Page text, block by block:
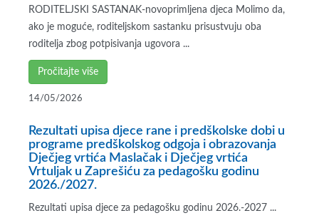
RODITELJSKI SASTANAK-novoprimljena djeca Molimo da,
ako je moguće, roditeljskom sastanku prisustvuju oba
roditelja zbog potpisivanja ugovora ...
Pročitajte više
14/05/2026
Rezultati upisa djece rane i predškolske dobi u
programe predškolskog odgoja i obrazovanja
Dječjeg vrtića Maslačak i Dječjeg vrtića
Vrtuljak u Zaprešiću za pedagošku godinu
2026./2027.
Rezultati upisa djece za pedagošku godinu 2026.-2027 ...